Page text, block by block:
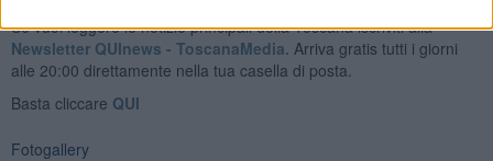
Se vuoi leggere le notizie principali della Toscana iscriviti alla
Newsletter QUInews - ToscanaMedia. Arriva gratis tutti i giorni
alle 20:00 direttamente nella tua casella di posta.
Basta cliccare QUI
Fotogallery